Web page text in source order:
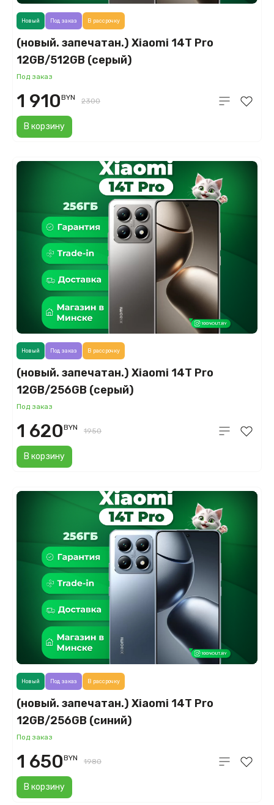
(новый. запечатан.) Xiaomi 14T Pro
12GB/512GB (серый)
Под заказ
В корзину
Новый Под заказ В рассрочку
1 910BYN 2300
(новый. запечатан.) Xiaomi 14T Pro
12GB/256GB (серый)
Под заказ
В корзину
Новый Под заказ В рассрочку
1 620BYN 1950
(новый. запечатан.) Xiaomi 14T Pro
12GB/256GB (синий)
Под заказ
В корзину
Новый Под заказ В рассрочку
1 650BYN 1980